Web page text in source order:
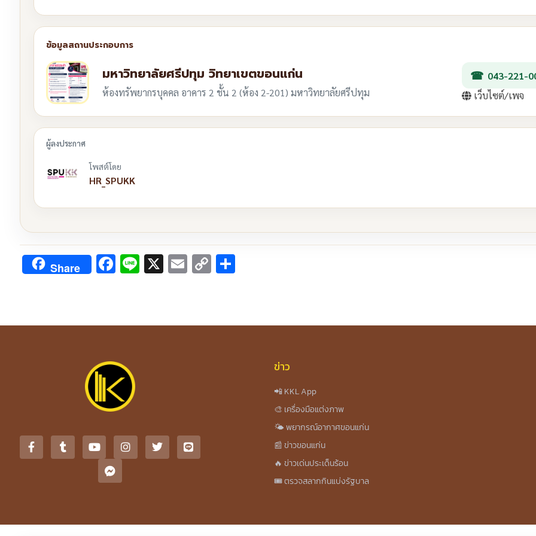
มหาวิทยาลัยศรีปทุม วิทยาเขตขอนแก่น
ห้องทรัพยากรบุคคล อาคาร 2 ชั้น 2 (ห้อง 2-201) มหาวิทยาลัยศรีปทุม
043-221-
เว็บไซต์/เพจ
โพสต์โดย
HR_SPUKK
Share Facebook
Line
X Email
Copy
ข่าว
📲 KKL App
🎨 เครื่องมือแต่งภาพ
🌤️ พยากรณ์อากาศขอนแก่น
📰 ข่าวขอนแก่น
🔥 ข่าวเด่นประเด็นร้อน
🎟️ ตรวจสลากกินแบ่งรัฐบาล